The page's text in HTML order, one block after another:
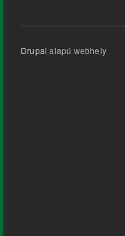
Drupal alapú webhely